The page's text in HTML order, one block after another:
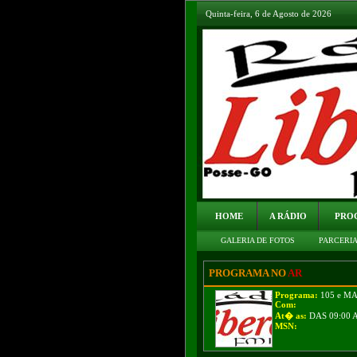
Quinta-feira, 6 de Agosto de 2026
HOME A RÁDIO
GALERIA DE FOTOS
PROGRAMA NOAR
Programa: 105 e
Com:
At� as: DAS 09:00
MSN: